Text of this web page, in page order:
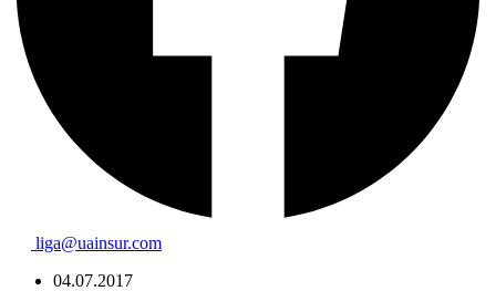
liga@uainsur.com
04.07.2017